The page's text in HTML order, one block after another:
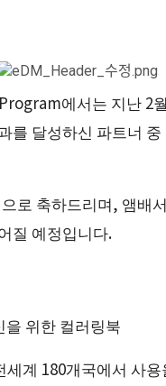
에서는 지난 2
를 달성하신 파트너
로 축하드리며, 앰배
질 예정입니다.
을 위한 컬러링북
계 180개국에서 사